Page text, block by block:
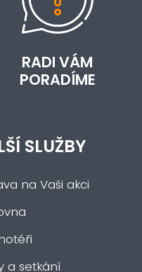
RADI VÁM
PORADÍME
SLUŽBY
na Vaši akci
a setkání